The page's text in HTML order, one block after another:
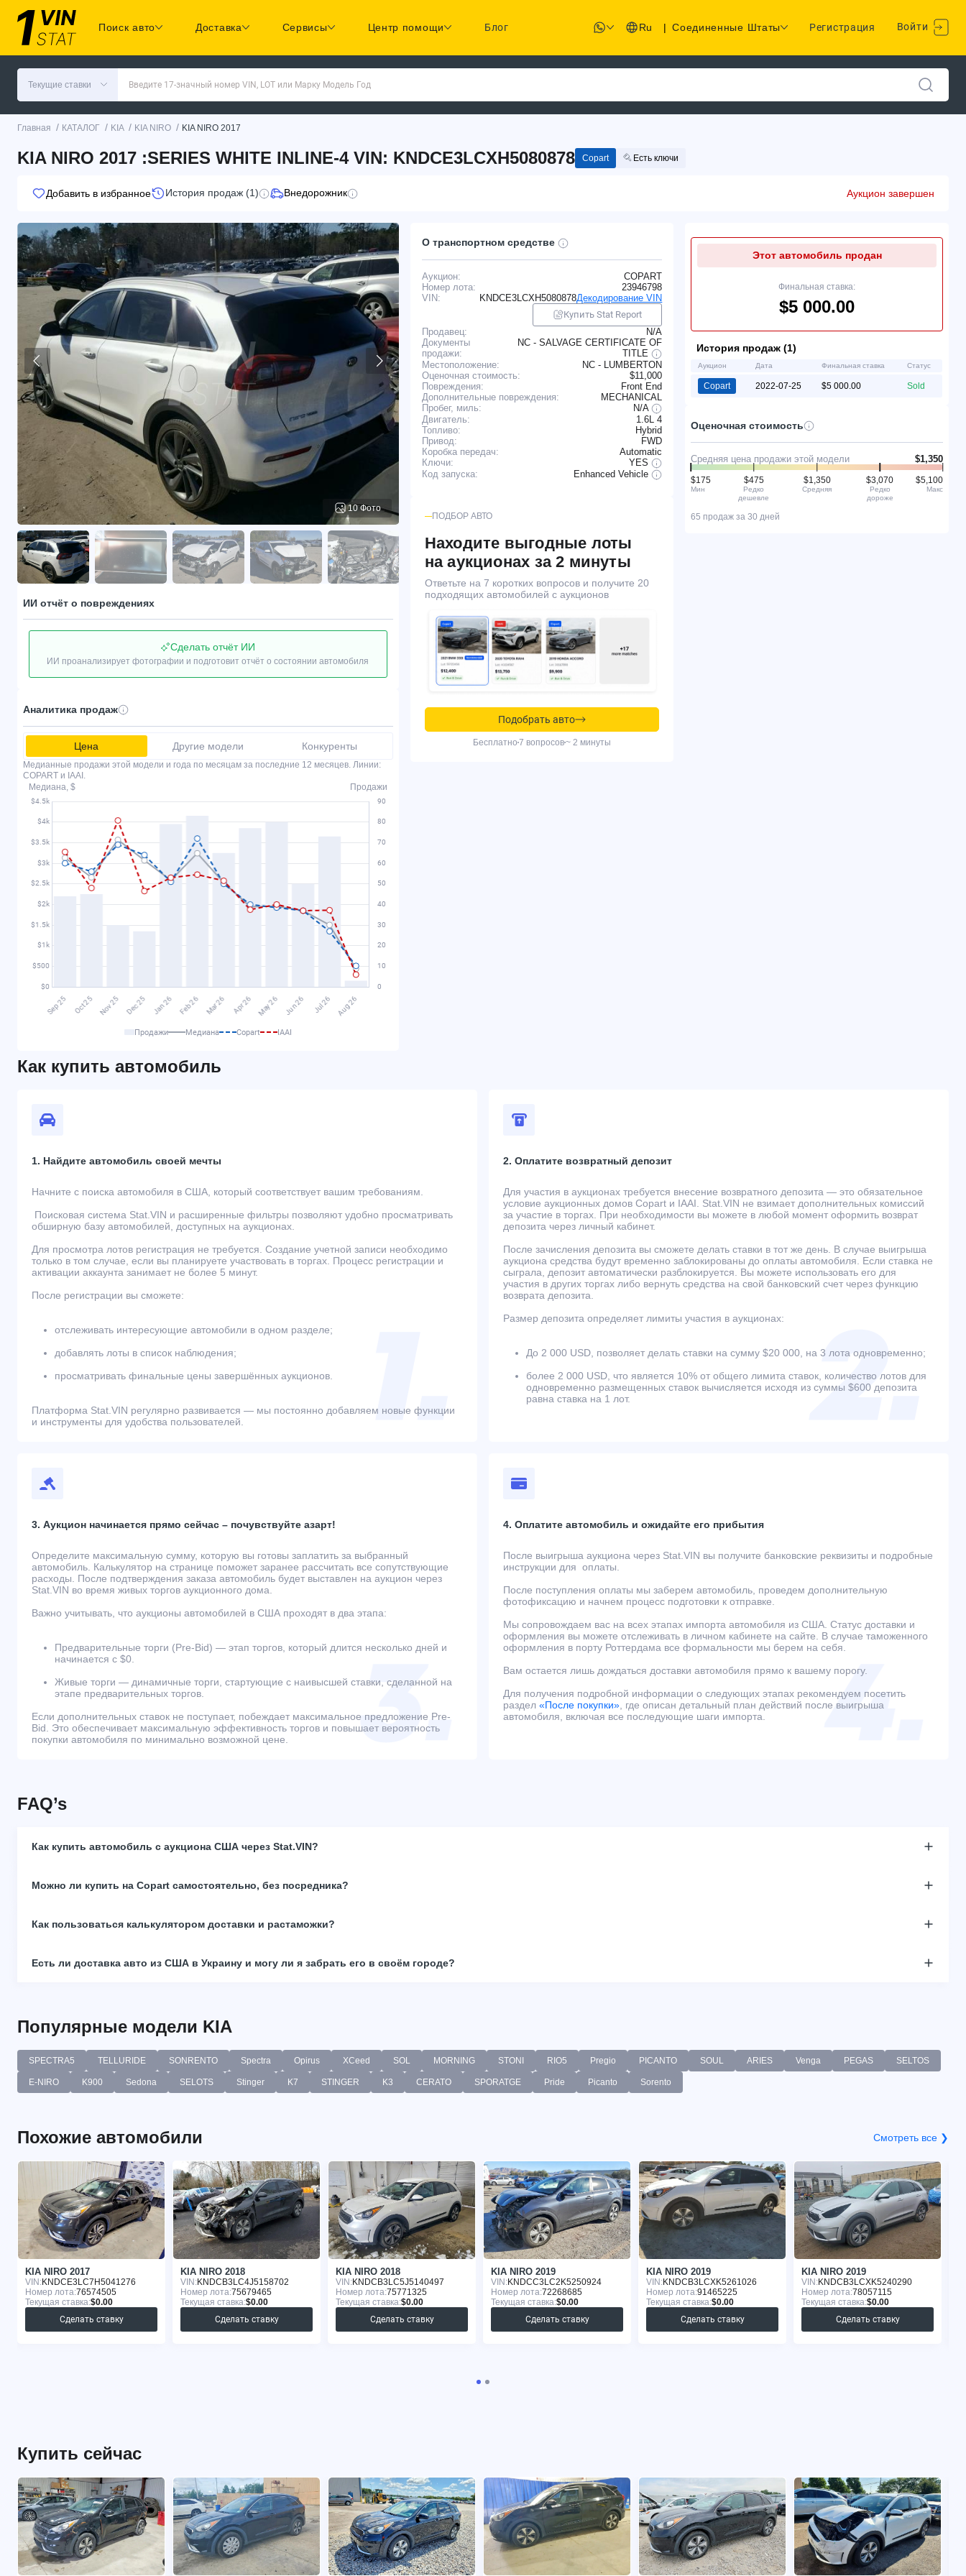
Поиск авто Доставка Сервисы Центр помощи Блог Ru | Соединенные Штаты Регистрация Войти
Текущие ставки Введите 17-значный номер VIN, LOT или Марку Модель Год
Главная / КАТАЛОГ / KIA / KIA NIRO / KIA NIRO 2017
KIA NIRO 2017 :SERIES WHITE INLINE-4 VIN: KNDCE3LCXH5080878 Copart Есть ключи
Добавить в избранное История продаж (1) Внедорожник Аукцион завершен
10 Фото
ИИ отчёт о повреждениях
Сделать отчёт ИИ
ИИ проанализирует фотографии и подготовит отчёт о состоянии автомобиля
Аналитика продаж
Цена Другие модели Конкуренты
Медианные продажи этой модели и года по месяцам за последние 12 месяцев. Линии:
COPART и IAAI.
Медиана, $
Продажи
Продажи Медиана Copart IAAI
О транспортном средстве
Аукцион:
COPART
Номер лота:
23946798
VIN:
KNDCE3LCXH5080878Декодирование VIN
Купить Stat Report
Продавец:
N/A
Документы
продажи:
NC - SALVAGE CERTIFICATE OF
TITLE
Местоположение:
NC - LUMBERTON
Оценочная стоимость:
$11,000
Повреждения:
Front End
Дополнительные повреждения:
MECHANICAL
Пробег, миль:
N/A
Двигатель:
1.6L 4
Топливо:
Hybrid
Привод:
FWD
Коробка передач:
Automatic
Ключи:
YES
Код запуска:
Enhanced Vehicle
ПОДБОР АВТО
Находите выгодные лоты
на аукционах за 2 минуты
Ответьте на 7 коротких вопросов и получите 20
подходящих автомобилей с аукционов
Подобрать авто
Бесплатно 7 вопросов~ 2 минуты
Этот автомобиль продан
Финальная ставка:
$5 000.00
История продаж (1)
Аукцион Дата Финальная ставка Статус
Copart 2022-07-25 $5 000.00 Sold
Оценочная стоимость
Средняя цена продажи этой модели $1,350
$175
Мин
$475
Редко
дешевле
$1,350
Средняя
$3,070
Редко
дороже
$5,100
Макс
65 продаж за 30 дней
Как купить автомобиль
1. Найдите автомобиль своей мечты
Начните с поиска автомобиля в США, который соответствует вашим требованиям.
Поисковая система Stat.VIN и расширенные фильтры позволяют удобно просматривать
обширную базу автомобилей, доступных на аукционах.
Для просмотра лотов регистрация не требуется. Создание учетной записи необходимо
только в том случае, если вы планируете участвовать в торгах. Процесс регистрации и
активации аккаунта занимает не более 5 минут.
После регистрации вы сможете:
отслеживать интересующие автомобили в одном разделе;
добавлять лоты в список наблюдения;
просматривать финальные цены завершённых аукционов.
Платформа Stat.VIN регулярно развивается — мы постоянно добавляем новые функции
и инструменты для удобства пользователей.
2. Оплатите возвратный депозит
Для участия в аукционах требуется внесение возвратного депозита — это обязательное
условие аукционных домов Copart и IAAI. Stat.VIN не взимает дополнительных комиссий
за участие в торгах. При необходимости вы можете в любой момент оформить возврат
депозита через личный кабинет.
После зачисления депозита вы сможете делать ставки в тот же день. В случае выигрыша
аукциона средства будут временно заблокированы до оплаты автомобиля. Если ставка не
сыграла, депозит автоматически разблокируется. Вы можете использовать его для
участия в других торгах либо вернуть средства на свой банковский счет через функцию
возврата депозита.
Размер депозита определяет лимиты участия в аукционах:
До 2 000 USD, позволяет делать ставки на сумму $20 000, на 3 лота одновременно;
более 2 000 USD, что является 10% от общего лимита ставок, количество лотов для
одновременно размещенных ставок вычисляется исходя из суммы $600 депозита
равна ставка на 1 лот.
3. Аукцион начинается прямо сейчас – почувствуйте азарт!
Определите максимальную сумму, которую вы готовы заплатить за выбранный
автомобиль. Калькулятор на странице поможет заранее рассчитать все сопутствующие
расходы. После подтверждения заказа автомобиль будет выставлен на аукцион через
Stat.VIN во время живых торгов аукционного дома.
Важно учитывать, что аукционы автомобилей в США проходят в два этапа:
Предварительные торги (Pre-Bid) — этап торгов, который длится несколько дней и
начинается с $0.
Живые торги — динамичные торги, стартующие с наивысшей ставки, сделанной на
этапе предварительных торгов.
Если дополнительных ставок не поступает, побеждает максимальное предложение Pre-
Bid. Это обеспечивает максимальную эффективность торгов и повышает вероятность
покупки автомобиля по минимально возможной цене.
4. Оплатите автомобиль и ожидайте его прибытия
После выигрыша аукциона через Stat.VIN вы получите банковские реквизиты и подробные
инструкции для оплаты.
После поступления оплаты мы заберем автомобиль, проведем дополнительную
фотофиксацию и начнем процесс подготовки к отправке.
Мы сопровождаем вас на всех этапах импорта автомобиля из США. Статус доставки и
оформления вы можете отслеживать в личном кабинете на сайте. В случае таможенного
оформления в порту Роттердама все формальности мы берем на себя.
Вам остается лишь дождаться доставки автомобиля прямо к вашему порогу.
Для получения подробной информации о следующих этапах рекомендуем посетить
раздел «После покупки» , где описан детальный план действий после выигрыша
автомобиля, включая все последующие шаги импорта.
FAQ’s
Как купить автомобиль с аукциона США через Stat.VIN?
Можно ли купить на Copart самостоятельно, без посредника?
Как пользоваться калькулятором доставки и растаможки?
Есть ли доставка авто из США в Украину и могу ли я забрать его в своём городе?
Популярные модели KIA
SPECTRA5 TELLURIDE SONRENTO Spectra Opirus XCeed SOL MORNING STONI RIO5 Pregio PICANTO SOUL ARIES Venga PEGAS SELTOS
E-NIRO K900 Sedona SELOTS Stinger K7 STINGER K3 CERATO SPORATGE Pride Picanto Sorento
Похожие автомобили Смотреть все ❯
KIA NIRO 2017
VIN:KNDCE3LC7H5041276
Номер лота:76574505
Текущая ставка:$0.00
Сделать ставку
KIA NIRO 2018
VIN:KNDCB3LC4J5158702
Номер лота:75679465
Текущая ставка:$0.00
Сделать ставку
KIA NIRO 2018
VIN:KNDCB3LC5J5140497
Номер лота:75771325
Текущая ставка:$0.00
Сделать ставку
KIA NIRO 2019
VIN:KNDCC3LC2K5250924
Номер лота:72268685
Текущая ставка:$0.00
Сделать ставку
KIA NIRO 2019
VIN:KNDCB3LCXK5261026
Номер лота:91465225
Текущая ставка:$0.00
Сделать ставку
KIA NIRO 2019
VIN:KNDCB3LCXK5240290
Номер лота:78057115
Текущая ставка:$0.00
Сделать ставку
Купить сейчас